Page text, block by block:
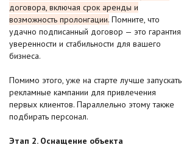
договора, включая срок аренды и
возможность пролонгации. Помните, что
удачно подписанный договор — это гарантия
уверенности и стабильности для вашего
бизнеса.
Помимо этого, уже на старте лучше запускать
рекламные кампании для привлечения
первых клиентов. Параллельно этому также
подбирать персонал.
Этап 2. Оснащение объекта